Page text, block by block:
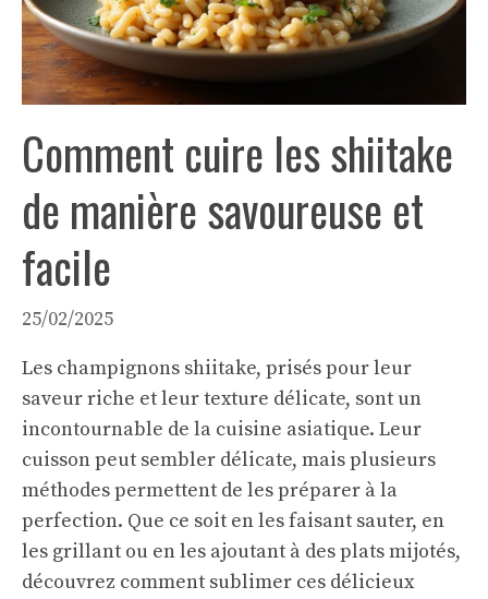
Comment cuire les shiitake
de manière savoureuse et
facile
25/02/2025
Les champignons shiitake, prisés pour leur
saveur riche et leur texture délicate, sont un
incontournable de la cuisine asiatique. Leur
cuisson peut sembler délicate, mais plusieurs
méthodes permettent de les préparer à la
perfection. Que ce soit en les faisant sauter, en
les grillant ou en les ajoutant à des plats mijotés,
découvrez comment sublimer ces délicieux